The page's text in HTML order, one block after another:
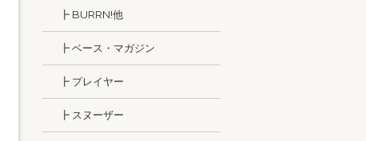
┣ BURRN!他
┣ ベース・マガジン
┣ プレイヤー
┣ スヌーザー